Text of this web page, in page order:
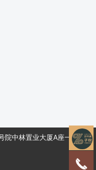
院中林置业大厦A座一层104